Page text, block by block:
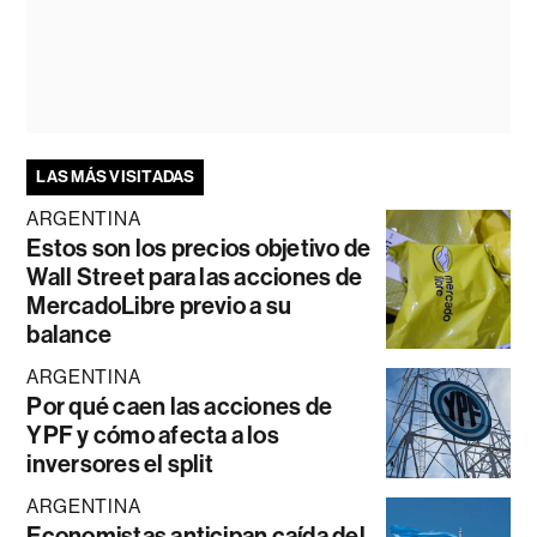
LAS MÁS VISITADAS
ARGENTINA
Estos son los precios objetivo de
Wall Street para las acciones de
MercadoLibre previo a su
balance
ARGENTINA
Por qué caen las acciones de
YPF y cómo afecta a los
inversores el split
ARGENTINA